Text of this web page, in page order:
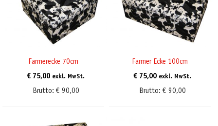
Farmerecke 70cm
€ 75,00 exkl. MwSt.
Brutto: € 90,00
Farmer Ecke 100cm
€ 75,00 exkl. MwSt.
Brutto: € 90,00